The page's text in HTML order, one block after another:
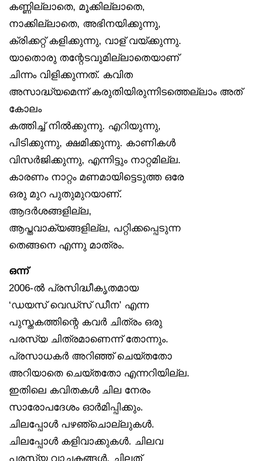
കണ്ണില്ലാതെ, മൂക്കില്ലാതെ,
നാക്കില്ലാതെ, അഭിനയിക്കുന്നു,
ക്രിക്കറ്റ് കളിക്കുന്നു, വാള് വയ്ക്കുന്നു.
യാതൊരു തന്റേടവുമില്ലാതെയാണ്
ചിന്നം വിളിക്കുന്നത്. കവിത
അസാദ്ധ്യമെന്ന് കരുതിയിരുന്നിടത്തെല്ലാം അത്
കോലം
കത്തിച്ച് നിൽക്കുന്നു. എറിയുന്നു,
പിടിക്കുന്നു, ക്ഷമിക്കുന്നു. കാണികൾ
വിസർജിക്കുന്നു, എന്നിട്ടും നാറ്റമില്ല.
കാരണം നാറ്റം മണമായിട്ടെടുത്ത ഒരേ
ഒരു മുറ പുതുമുറയാണ്.
ആദർശങ്ങളില്ല,
ആപ്തവാക്യങ്ങളില്ല, പറ്റിക്കപ്പെടുന്ന
തെങ്ങനെ എന്നു മാത്രം.
ഒന്ന്
2006-ൽ പ്രസിദ്ധീകൃതമായ
‘ഡയസ് വെഡ്‌സ് ഡീന’ എന്ന
പുസ്തകത്തിന്റെ കവർ ചിത്രം ഒരു
പരസ്യ ചിത്രമാണെന്ന് തോന്നും.
പ്രസാധകർ അറിഞ്ഞ് ചെയ്തതോ
അറിയാതെ ചെയ്തതോ എന്നറിയില്ല.
ഇതിലെ കവിതകൾ ചില നേരം
സാരോപദേശം ഓർമിപ്പിക്കും.
ചിലപ്പോൾ പഴഞ്ചൊല്ലുകൾ.
ചിലപ്പോൾ കളിവാക്കുകൾ. ചിലവ
പരസ്യ വാചകങ്ങൾ. ചിലത്